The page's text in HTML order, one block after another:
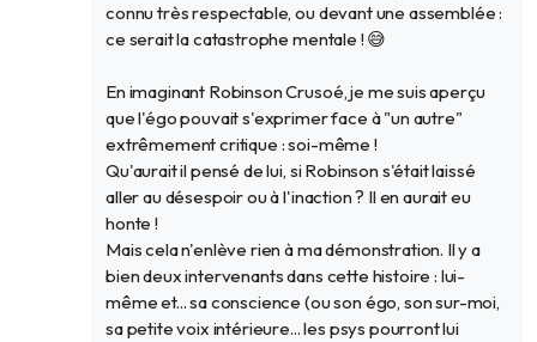
connu très respectable, ou devant une assemblée :
ce serait la catastrophe mentale ! 😅
En imaginant Robinson Crusoé, je me suis aperçu
que l'égo pouvait s'exprimer face à "un autre"
extrêmement critique : soi-même !
Qu'aurait il pensé de lui, si Robinson s'était laissé
aller au désespoir ou à l'inaction ? Il en aurait eu
honte !
Mais cela n'enlève rien à ma démonstration. Il y a
bien deux intervenants dans cette histoire : lui-
même et... sa conscience (ou son égo, son sur-moi,
sa petite voix intérieure... les psys pourront lui